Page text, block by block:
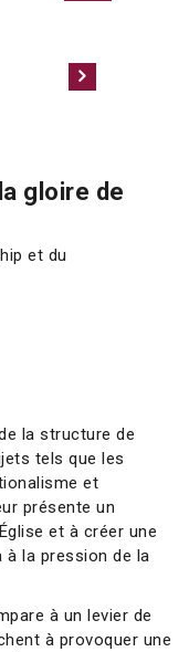
gloire de
et du
la structure de
tels que les
et
présente un
et à créer une
à la pression de la
à un levier de
à provoquer une